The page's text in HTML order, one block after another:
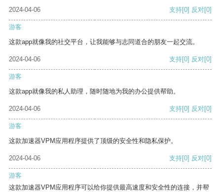
2024-04-06
支持[0] 反对[0]
游客
这款app就像我的社交平台，让我能够与志同道合的朋友一起交流。
2024-04-06 支持[0] 反对[0]
游客
这款app就像我的私人助理，随时随地为我的办公提供帮助。
2024-04-06 支持[0] 反对[0]
游客
这款加速器VPM应用程序提供了顶级的安全性和隐私保护。
2024-04-06 支持[0] 反对[0]
游客
这款加速器VPM应用程序可以给你提供最高速度和安全性的连接，并帮